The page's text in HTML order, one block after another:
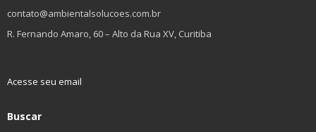
contato@ambientalsolucoes.com.br
R. Fernando Amaro, 60 – Alto da Rua XV, Curitiba
Acesse seu email
Buscar